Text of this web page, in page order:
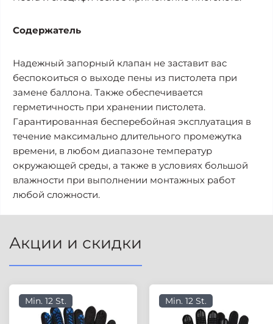
Содержатель
Надежный запорный клапан не заставит вас
беспокоиться о выходе пены из пистолета при
замене баллона. Также обеспечивается
герметичность при хранении пистолета.
Гарантированная бесперебойная эксплуатация в
течение максимально длительного промежутка
времени, в любом диапазоне температур
окружающей среды, а также в условиях большой
влажности при выполнении монтажных работ
любой сложности.
Акции и скидки
Min. 12 St. Min. 12 St.